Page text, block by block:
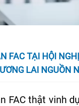
FAC TẠI HỘI
LAI NGUỒN
FAC thật vinh